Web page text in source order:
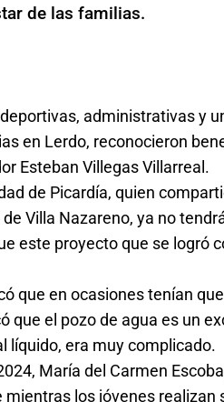
de las familias.
administrativas y
en Lerdo, reconocieron
Esteban Villegas Villarreal.
de Picardía, quien
Villa Nazareno, ya no
este proyecto que se logró
que en ocasiones tenían
que el pozo de agua es un
líquido, era muy complicado.
María del Carmen
los jóvenes